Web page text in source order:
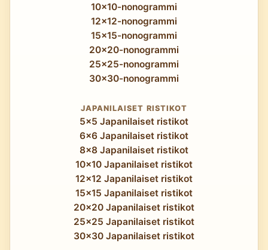
10x10-nonogrammi
12x12-nonogrammi
15x15-nonogrammi
20x20-nonogrammi
25x25-nonogrammi
30x30-nonogrammi
JAPANILAISET RISTIKOT
5x5 Japanilaiset ristikot
6x6 Japanilaiset ristikot
8x8 Japanilaiset ristikot
10x10 Japanilaiset ristikot
12x12 Japanilaiset ristikot
15x15 Japanilaiset ristikot
20x20 Japanilaiset ristikot
25x25 Japanilaiset ristikot
30x30 Japanilaiset ristikot